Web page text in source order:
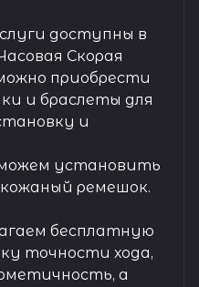
доступны в
Скорая
приобрести
и браслеты для
и
установить
кожаный ремешок.
бесплатную
точности хода,
а